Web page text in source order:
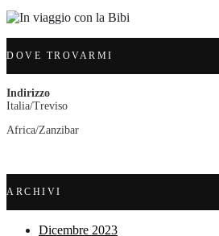
DOVE TROVARMI
Indirizzo
Italia/Treviso
Africa/Zanzibar
ARCHIVI
Dicembre 2023